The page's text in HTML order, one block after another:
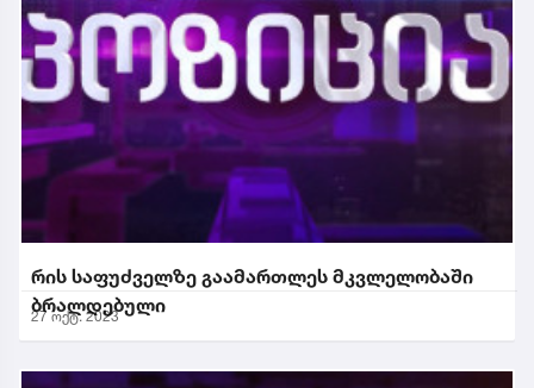
რის საფუძველზე გაამართლეს მკვლელობაში
ბრალდებული
27 ოქტ. 2023